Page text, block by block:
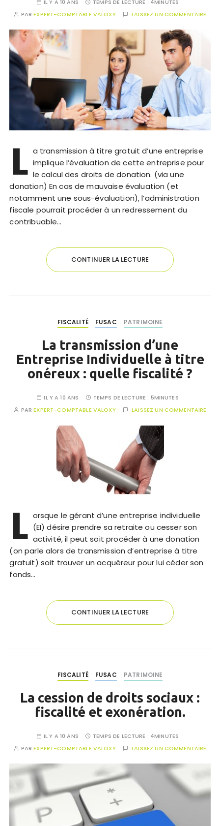
IL Y A 10 ANS TEMPS DE LECTURE : 4MINUTES
PAREXPERT-COMPTABLE VALOXY LAISSEZ UN COMMENTAIRE
L a transmission à titre gratuit d’une entreprise
implique l’évaluation de cette entreprise pour
le calcul des droits de donation. (via une
donation) En cas de mauvaise évaluation (et
notamment une sous-évaluation), l’administration
fiscale pourrait procéder à un redressement du
contribuable…
CONTINUER LA LECTURE
FISCALITÉ FUSAC PATRIMOINE
La transmission d’une
Entreprise Individuelle à titre
onéreux : quelle fiscalité ?
IL Y A 10 ANS TEMPS DE LECTURE : 5MINUTES
PAREXPERT-COMPTABLE VALOXY LAISSEZ UN COMMENTAIRE
L orsque le gérant d’une entreprise individuelle
(EI) désire prendre sa retraite ou cesser son
activité, il peut soit procéder à une donation
(on parle alors de transmission d’entreprise à titre
gratuit) soit trouver un acquéreur pour lui céder son
fonds…
CONTINUER LA LECTURE
FISCALITÉ FUSAC PATRIMOINE
La cession de droits sociaux :
fiscalité et exonération.
IL Y A 10 ANS TEMPS DE LECTURE : 4MINUTES
PAREXPERT-COMPTABLE VALOXY LAISSEZ UN COMMENTAIRE